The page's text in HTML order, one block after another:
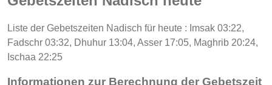
Liste der Gebetszeiten Nadisch für heute : Imsak 03:22,
Fadschr 03:32, Dhuhur 13:04, Asser 17:05, Maghrib 20:24,
Ischaa 22:25
Informationen zur Berechnung der Gebetszeit